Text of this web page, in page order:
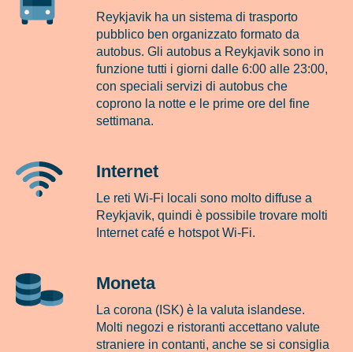
Reykjavik ha un sistema di trasporto
pubblico ben organizzato formato da
autobus. Gli autobus a Reykjavik sono in
funzione tutti i giorni dalle 6:00 alle 23:00,
con speciali servizi di autobus che
coprono la notte e le prime ore del fine
settimana.
Internet
Le reti Wi-Fi locali sono molto diffuse a
Reykjavik, quindi è possibile trovare molti
Internet café e hotspot Wi-Fi.
Moneta
La corona (ISK) è la valuta islandese.
Molti negozi e ristoranti accettano valute
straniere in contanti, anche se si consiglia